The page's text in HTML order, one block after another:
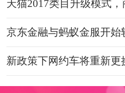
天猫2017类目升级模式
京东金融与蚂蚁金服开始
新政策下网约车将重新更